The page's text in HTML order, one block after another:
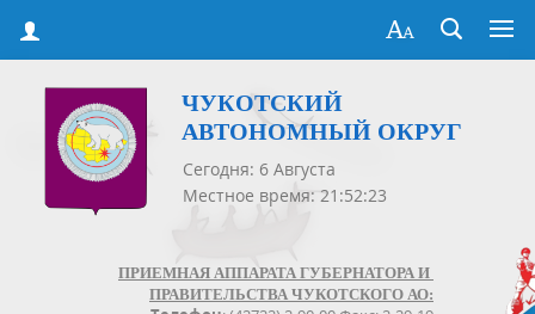
ЧУКОТСКИЙ
АВТОНОМНЫЙ ОКРУГ
Сегодня: 6 Августа
Местное время: 21:52:23
ПРИЕМНАЯ АППАРАТА ГУБЕРНАТОРА И
ПРАВИТЕЛЬСТВА ЧУКОТСКОГО АО: